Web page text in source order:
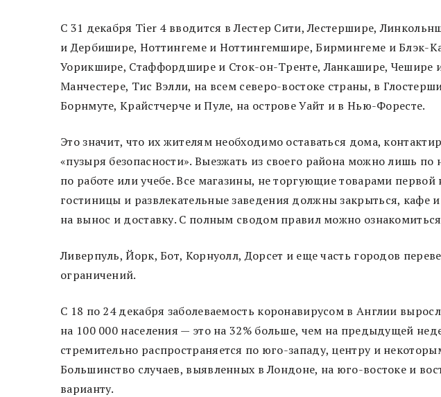
С 31 декабря Tier 4 вводится в Лестер Сити, Лестершире,
и Дербишире, Ноттингеме и Ноттингемшире, Бирмингеме и Блэк-
Уорикшире, Стаффордшире и Сток-он-Тренте, Ланкашире, Чешире
Манчестере, Тис Вэлли, на всем северо-востоке страны, в
Борнмуте, Крайстчерче и Пуле, на острове Уайт и в Нью-Форесте.
Это значит, что их жителям необходимо оставаться дома,
«пузыря безопасности». Выезжать из своего района можно лишь
по работе или учебе. Все магазины, не торгующие товарами первой
гостиницы и развлекательные заведения должны закрыться, кафе
на вынос и доставку. С полным сводом правил можно ознакомиться
Ливерпуль, Йорк, Бот, Корнуолл, Дорсет и еще часть городов
ограничений.
С 18 по 24 декабря заболеваемость коронавирусом в Англии
на 100 000 населения — это на 32% больше, чем на предыдущей
стремительно распространяется по юго-западу, центру и
Большинство случаев, выявленных в Лондоне, на юго-востоке и
варианту.